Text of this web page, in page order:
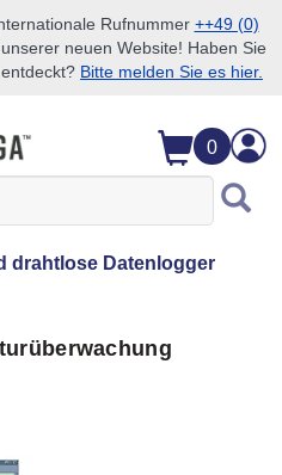
Rufnummer ++49 (0)
neuen Website! Haben Sie
Bitte melden Sie es hier.
0
drahtlose Datenlogger